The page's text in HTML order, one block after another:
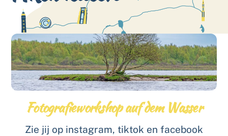
Fotografieworkshop auf dem Wasser
Zie jij op instagram, tiktok en facebook